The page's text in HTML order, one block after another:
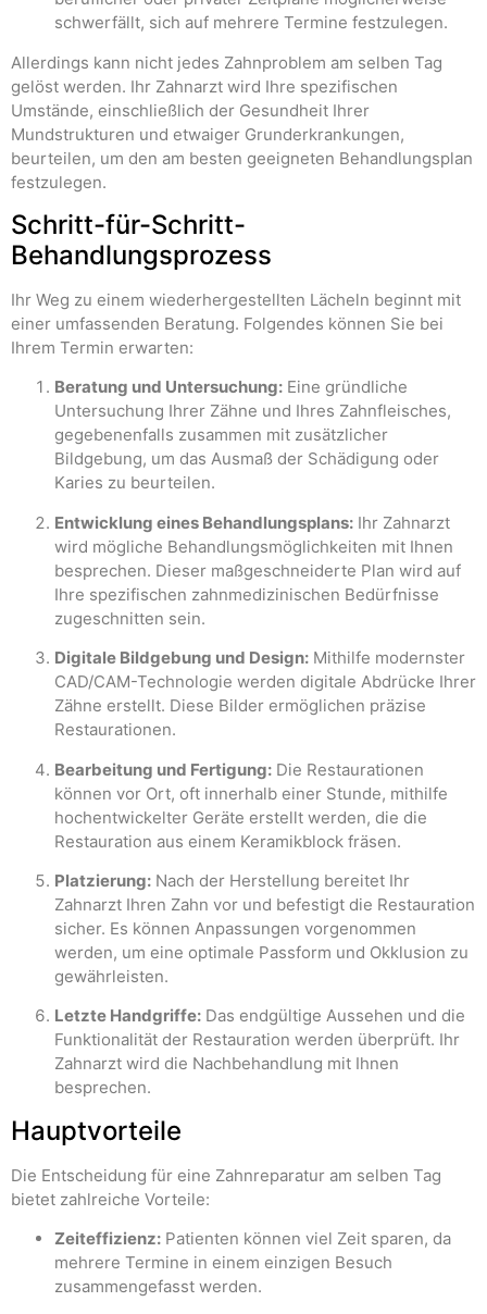
schwerfällt, sich auf mehrere Termine festzulegen.
Allerdings kann nicht jedes Zahnproblem am selben Tag
gelöst werden. Ihr Zahnarzt wird Ihre spezifischen
Umstände, einschließlich der Gesundheit Ihrer
Mundstrukturen und etwaiger Grunderkrankungen,
beurteilen, um den am besten geeigneten Behandlungsplan
festzulegen.
Schritt-für-Schritt-
Behandlungsprozess
Ihr Weg zu einem wiederhergestellten Lächeln beginnt mit
einer umfassenden Beratung. Folgendes können Sie bei
Ihrem Termin erwarten:
Beratung und Untersuchung: Eine gründliche
Untersuchung Ihrer Zähne und Ihres Zahnfleisches,
gegebenenfalls zusammen mit zusätzlicher
Bildgebung, um das Ausmaß der Schädigung oder
Karies zu beurteilen.
Entwicklung eines Behandlungsplans: Ihr Zahnarzt
wird mögliche Behandlungsmöglichkeiten mit Ihnen
besprechen. Dieser maßgeschneiderte Plan wird auf
Ihre spezifischen zahnmedizinischen Bedürfnisse
zugeschnitten sein.
Digitale Bildgebung und Design: Mithilfe modernster
CAD/CAM-Technologie werden digitale Abdrücke Ihrer
Zähne erstellt. Diese Bilder ermöglichen präzise
Restaurationen.
Bearbeitung und Fertigung: Die Restaurationen
können vor Ort, oft innerhalb einer Stunde, mithilfe
hochentwickelter Geräte erstellt werden, die die
Restauration aus einem Keramikblock fräsen.
Platzierung: Nach der Herstellung bereitet Ihr
Zahnarzt Ihren Zahn vor und befestigt die Restauration
sicher. Es können Anpassungen vorgenommen
werden, um eine optimale Passform und Okklusion zu
gewährleisten.
Letzte Handgriffe: Das endgültige Aussehen und die
Funktionalität der Restauration werden überprüft. Ihr
Zahnarzt wird die Nachbehandlung mit Ihnen
besprechen.
Hauptvorteile
Die Entscheidung für eine Zahnreparatur am selben Tag
bietet zahlreiche Vorteile:
Zeiteffizienz: Patienten können viel Zeit sparen, da
mehrere Termine in einem einzigen Besuch
zusammengefasst werden.